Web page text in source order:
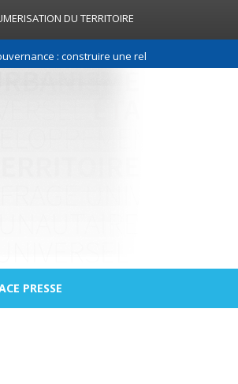
DU TERRITOIRE
: construire une relation de confiance
PRESSE